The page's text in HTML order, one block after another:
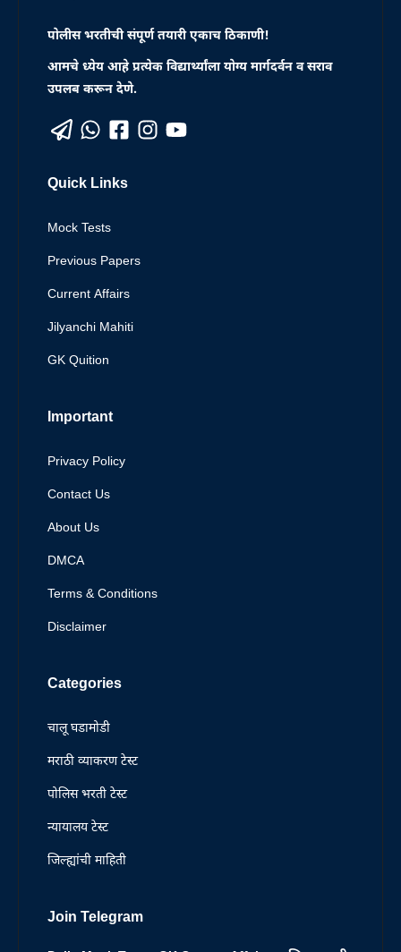
पोलीस भरतीची संपूर्ण तयारी एकाच ठिकाणी!
आमचे ध्येय आहे प्रत्येक विद्यार्थ्यांला योग्य मार्गदर्वन व सराव
उपलब करून देणे.
Quick Links
Mock Tests
Previous Papers
Current Affairs
Jilyanchi Mahiti
GK Quition
Important
Privacy Policy
Contact Us
About Us
DMCA
Terms & Conditions
Disclaimer
Categories
चालू घडामोडी
मराठी व्याकरण टेस्ट
पोलिस भरती टेस्ट
न्यायालय टेस्ट
जिल्ह्यांची माहिती
Join Telegram